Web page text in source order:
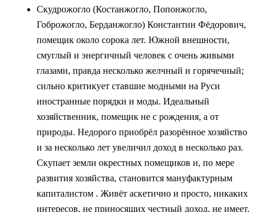
Скудрожогло (Костанжогло, Попонжогло,
Гоброжогло, Берданжогло) Константин Фёдорович,
помещик около сорока лет. Южной внешности,
смуглый и энергичный человек с очень живыми
глазами, правда несколько желчный и горячечный;
сильно критикует ставшие модными на Руси
иностранные порядки и моды. Идеальный
хозяйственник, помещик не с рождения, а от
природы. Недорого приобрёл разорённое хозяйство
и за несколько лет увеличил доход в несколько раз.
Скупает земли окрестных помещиков и, по мере
развития хозяйства, становится мануфактурным
капиталистом . Живёт аскетично и просто, никаких
интересов, не приносящих честный доход, не имеет.